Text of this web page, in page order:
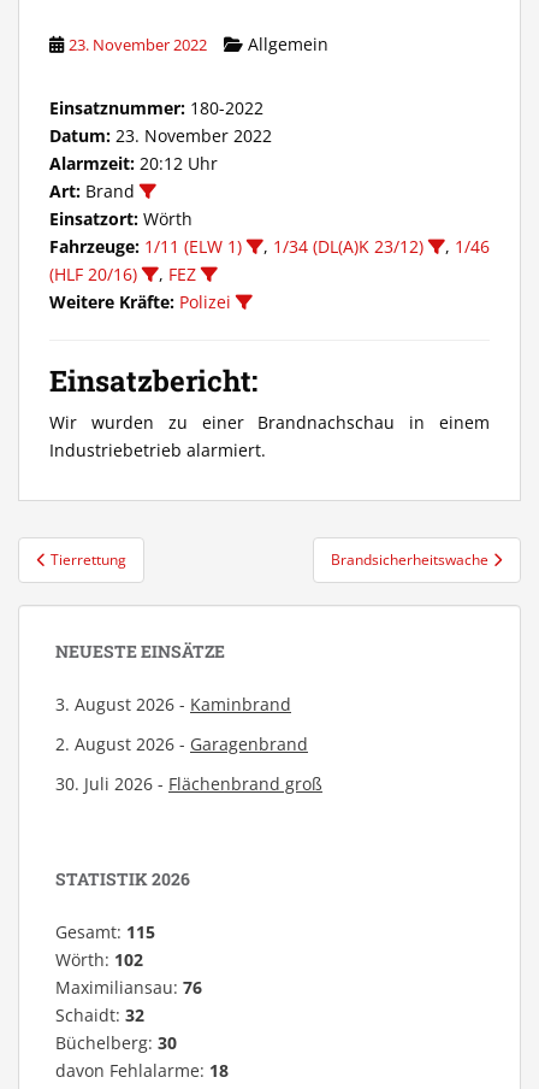
23. November 2022 Allgemein
Einsatznummer: 180-2022
Datum: 23. November 2022
Alarmzeit: 20:12 Uhr
Art: Brand
Einsatzort: Wörth
Fahrzeuge: 1/11 (ELW 1) , 1/34 (DL(A)K 23/12) , 1/46
(HLF 20/16)
, FEZ
Weitere Kräfte: Polizei
Einsatzbericht:
Wir wurden zu einer Brandnachschau in einem
Industriebetrieb alarmiert.
Beitragsnavigation
Tierrettung Brandsicherheitswache
NEUESTE EINSÄTZE
3. August 2026 - Kaminbrand
2. August 2026 - Garagenbrand
30. Juli 2026 - Flächenbrand groß
STATISTIK 2026
Gesamt: 115
Wörth: 102
Maximiliansau: 76
Schaidt: 32
Büchelberg: 30
davon Fehlalarme: 18